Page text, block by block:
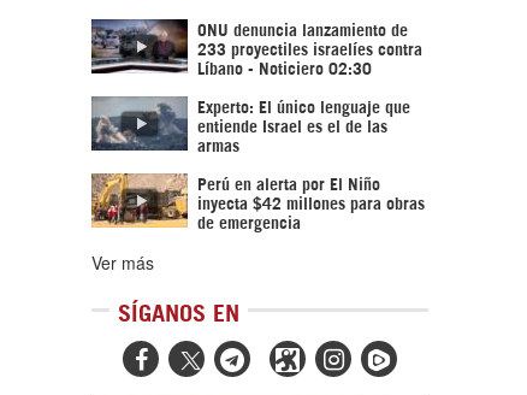
ONU denuncia lanzamiento de
233 proyectiles israelíes contra
Líbano - Noticiero 02:30
Experto: El único lenguaje que
entiende Israel es el de las
armas
Perú en alerta por El Niño
inyecta $42 millones para obras
de emergencia
Ver más
SÍGANOS EN
  